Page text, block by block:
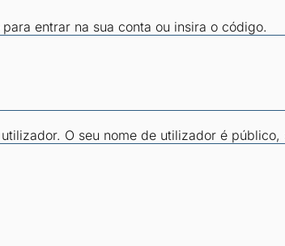
entrar na sua conta ou insira o código.
O seu nome de utilizador é